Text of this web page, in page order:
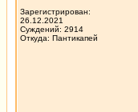
Зарегистрирован:
26.12.2021
Суждений: 2914
Откуда: Пантикапей